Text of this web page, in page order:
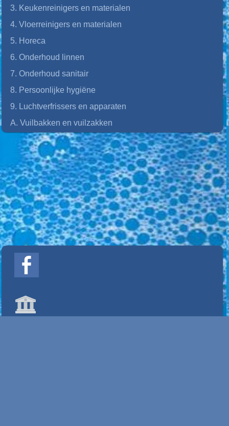
3. Keukenreinigers en materialen
4. Vloerreinigers en materialen
5. Horeca
6. Onderhoud linnen
7. Onderhoud sanitair
8. Persoonlijke hygiëne
9. Luchtverfrissers en apparaten
A. Vuilbakken en vuilzakken